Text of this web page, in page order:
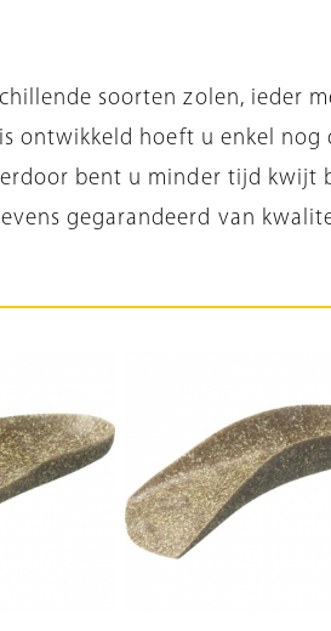
soorten zolen, ieder
ontwikkeld hoeft u enkel nog
bent u minder tijd kwijt
gegarandeerd van